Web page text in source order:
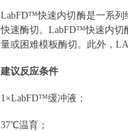
LabFD™快速内切酶是一系列
快速酶切 。LabFD™快速内切
量或困难模板酶切。此外，
建议反应条件
1×LabFD™缓冲液；
37℃温育；